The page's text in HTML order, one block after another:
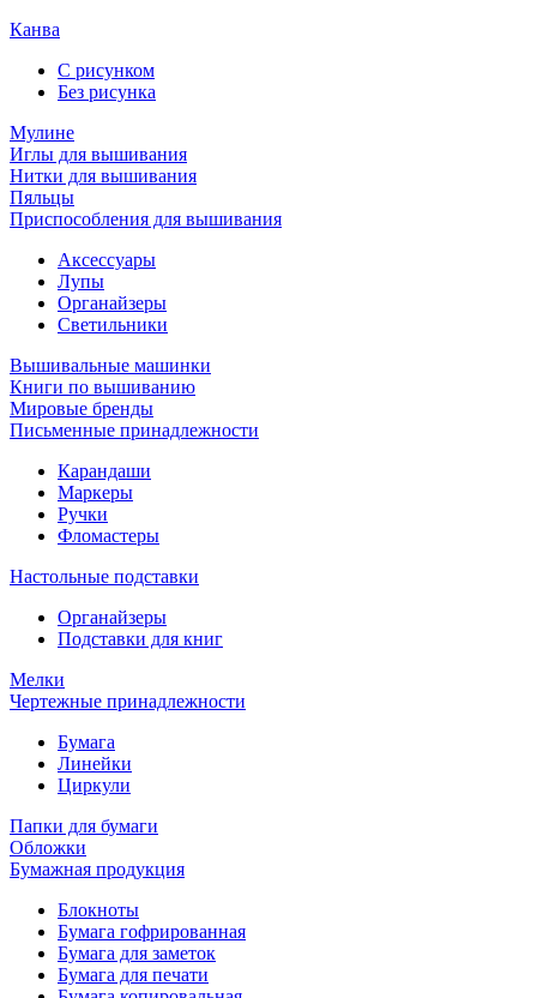
Канва
С рисунком
Без рисунка
Мулине
Иглы для вышивания
Нитки для вышивания
Пяльцы
Приспособления для вышивания
Аксессуары
Лупы
Органайзеры
Светильники
Вышивальные машинки
Книги по вышиванию
Мировые бренды
Письменные принадлежности
Карандаши
Маркеры
Ручки
Фломастеры
Настольные подставки
Органайзеры
Подставки для книг
Мелки
Чертежные принадлежности
Бумага
Линейки
Циркули
Папки для бумаги
Обложки
Бумажная продукция
Блокноты
Бумага гофрированная
Бумага для заметок
Бумага для печати